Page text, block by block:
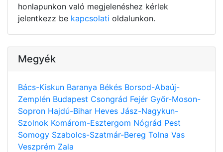
honlapunkon való megjelenéshez kérlek
jelentkezz be kapcsolati oldalunkon.
Megyék
Bács-Kiskun Baranya Békés Borsod-Abaúj-
Zemplén Budapest Csongrád Fejér Győr-Moson-
Sopron Hajdú-Bihar Heves Jász-Nagykun-
Szolnok Komárom-Esztergom Nógrád Pest
Somogy Szabolcs-Szatmár-Bereg Tolna Vas
Veszprém Zala